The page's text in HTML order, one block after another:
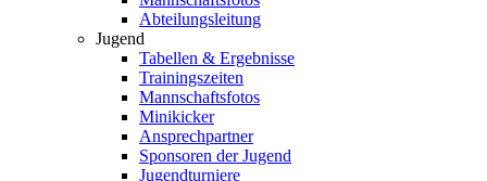
Abteilungsleitung
Jugend
Tabellen & Ergebnisse
Trainingszeiten
Mannschaftsfotos
Minikicker
Ansprechpartner
Sponsoren der Jugend
Jugendturniere